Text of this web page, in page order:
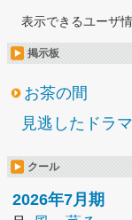
表示できるユーザ
掲示板
お茶の間
見逃したドラ
クール
2026年7月期